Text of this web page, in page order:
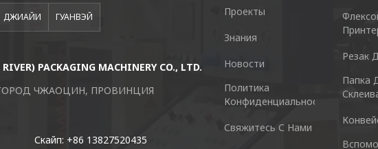
ДЖИАЙИ ГУАНВЭЙ
PACKAGING MACHINERY CO., LTD.
ГОРОД ЧЖАОЦИН, ПРОВИНЦИЯ
Скайп: +86 13827520435
Guangzhou Keshenglong Carton
NO.77 Xieshi Road Zhongcun Town
Tel : +86-20-84771416
Проекты
Знания
Новости
Политика
Конфиденциальности
Свяжитесь С Нами
Резак
Папка